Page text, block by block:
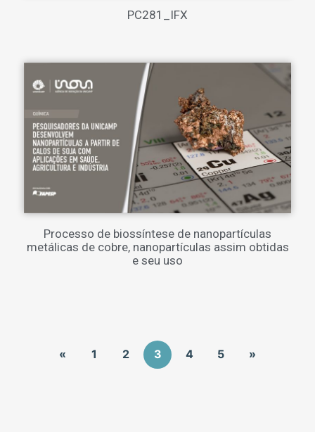
PC281_IFX
Processo de biossíntese de nanopartículas
metálicas de cobre, nanopartículas assim obtidas
e seu uso
« 1 2 3 4 5 »